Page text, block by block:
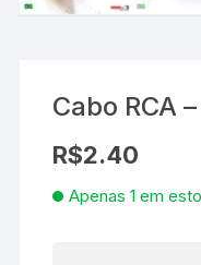
Cabo RCA
R$2.40
Apenas 1 em